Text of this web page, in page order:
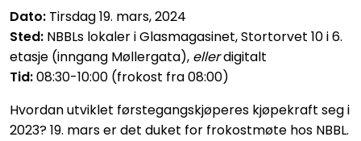
Dato: Tirsdag 19. mars, 2024
Sted: NBBLs lokaler i Glasmagasinet, Stortorvet 10 i 6.
etasje (inngang Møllergata), ellerdigitalt
Tid:08:30-10:00 (frokost fra 08:00)
Hvordan utviklet førstegangskjøperes kjøpekraft seg i
2023? 19. mars er det duket for frokostmøte hos NBBL.